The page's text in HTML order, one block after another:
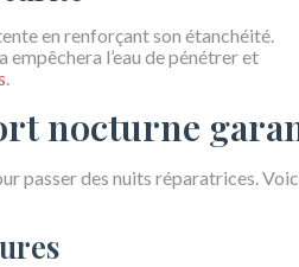
en renforçant son étanchéité.
l’eau de pénétrer et
.
nocturne
passer des nuits réparatrices.